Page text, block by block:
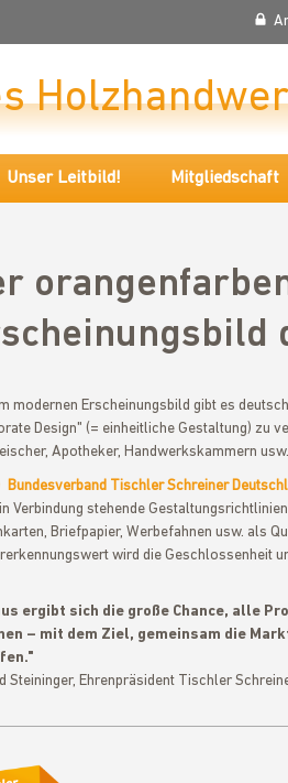
Unser Leitbild! Mitgliedschaft
modernen Erscheinungsbild gibt es
Design" (= einheitliche Gestaltung) zu
Apotheker, Handwerkskammern usw.
Bundesverband Tischler Schreiner
Verbindung stehende
Briefpapier, Werbefahnen usw. als
wird die Geschlossenheit
ergibt sich die große Chance, alle
– mit dem Ziel, gemeinsam die
Steininger, Ehrenpräsident Tischler